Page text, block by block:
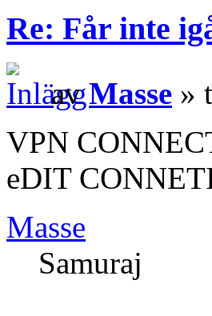
Re: Får inte
avMasse »
VPN
eDIT
Masse
Samuraj